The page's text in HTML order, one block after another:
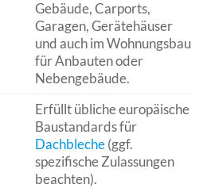
Gebäude, Carports,
Garagen, Gerätehäuser
und auch im Wohnungsbau
für Anbauten oder
Nebengebäude.
Erfüllt übliche europäische
Baustandards für
Dachbleche(ggf.
spezifische Zulassungen
beachten).